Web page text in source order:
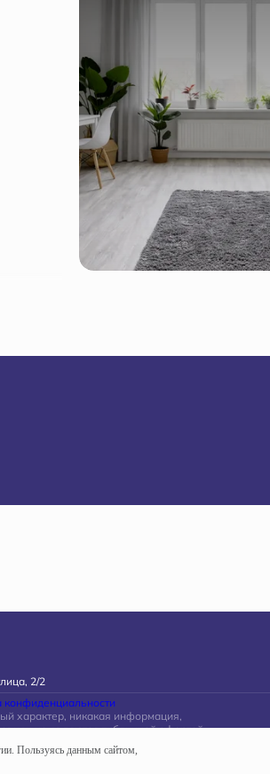
2/2
конфиденциальности
характер, никакая информация,
не являются публичной офертой,
Российской Федерации.
Пользуясь данным сайтом,